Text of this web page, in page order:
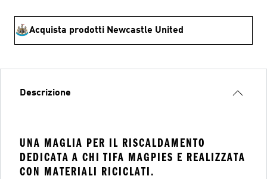
Acquista prodotti Newcastle United
Descrizione
UNA MAGLIA PER IL RISCALDAMENTO
DEDICATA A CHI TIFA MAGPIES E REALIZZATA
CON MATERIALI RICICLATI.